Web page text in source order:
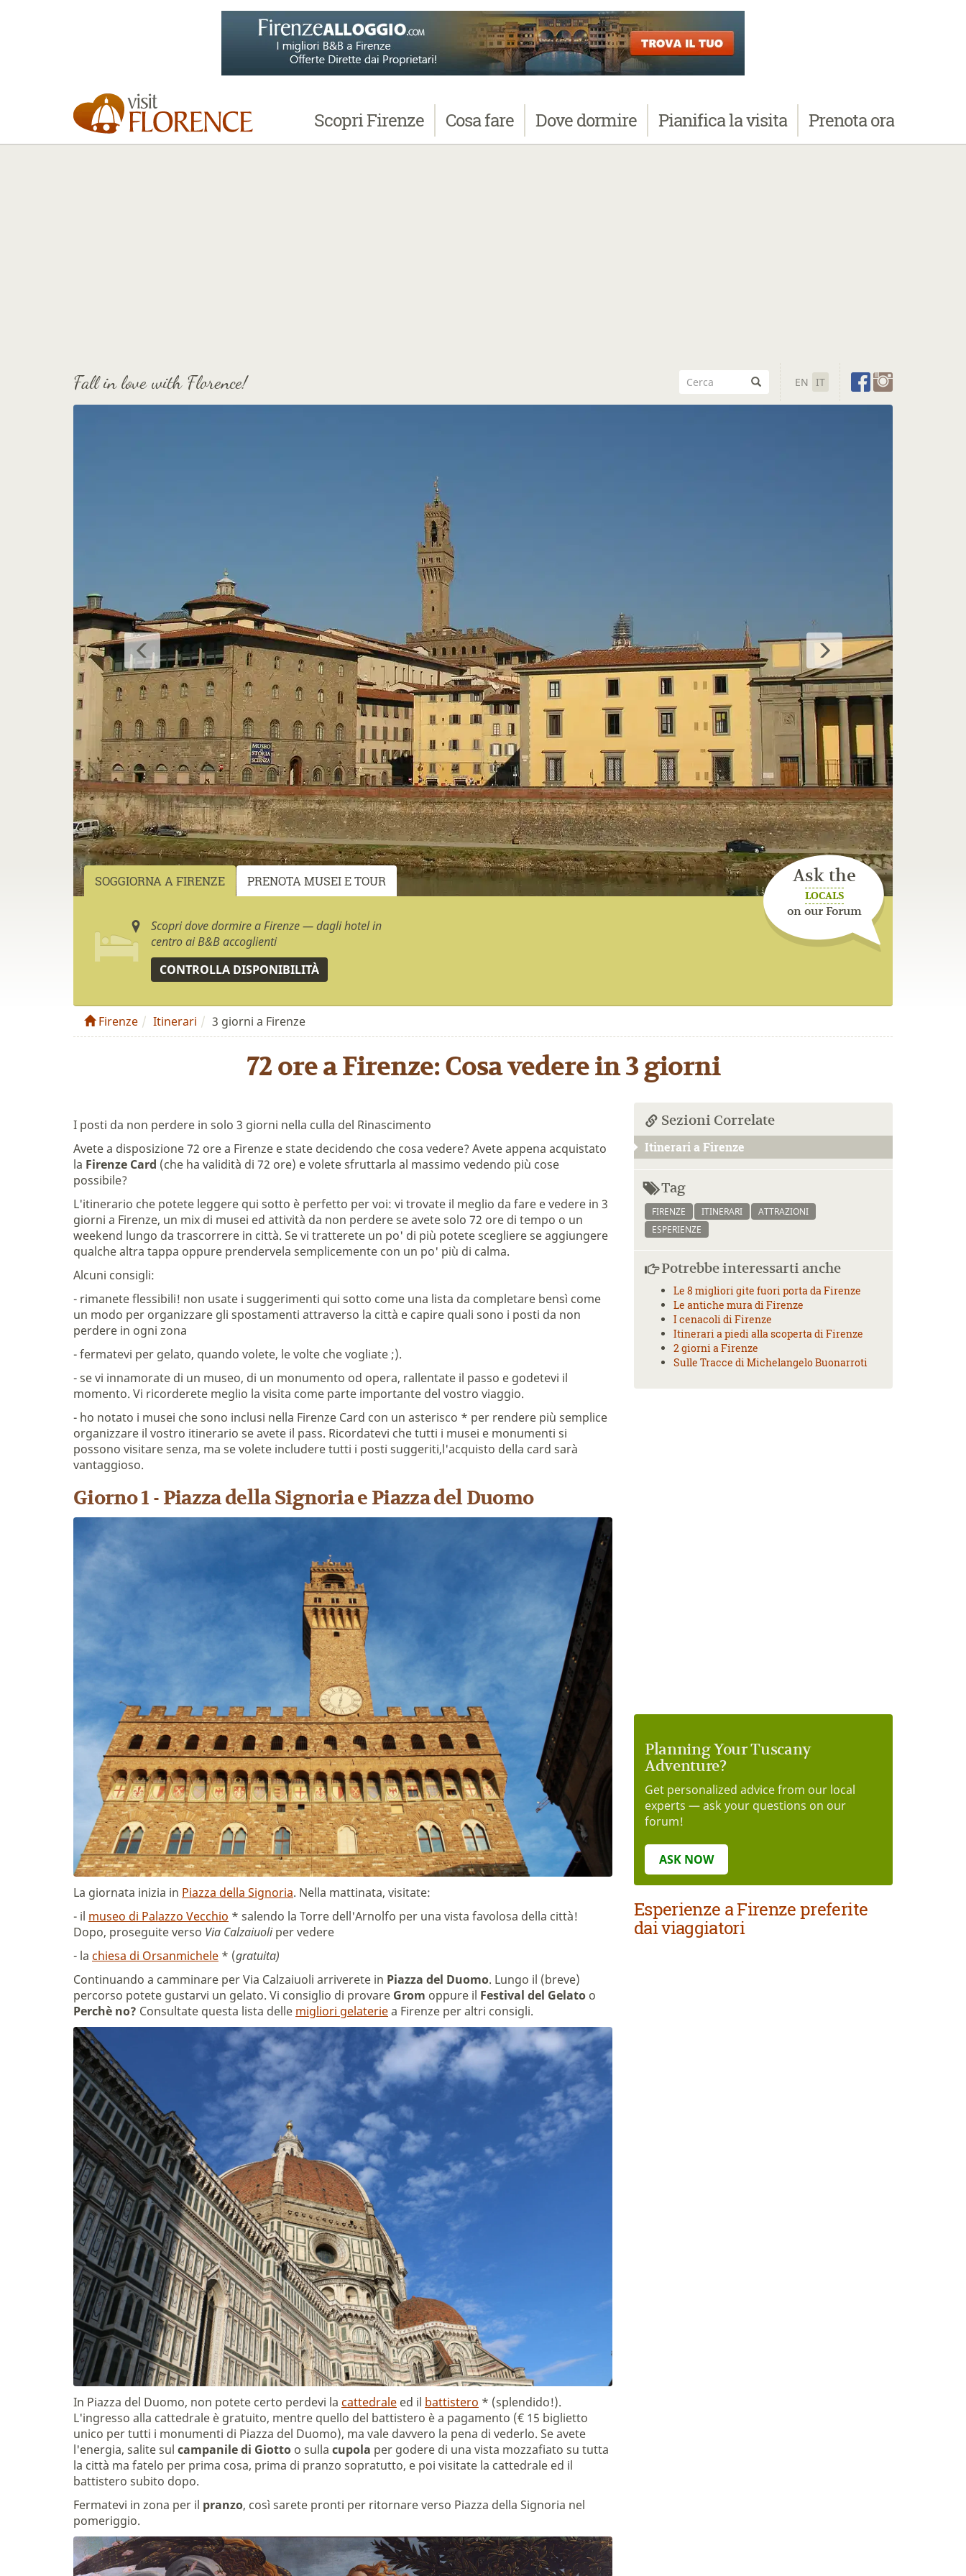
ScopriFirenze Cosafare Dovedormire Pianificala visita Prenotaora
Fall in love with Florence! EN IT
Ask the
LOCALS
on our Forum
SOGGIORNA A FIRENZE PRENOTA MUSEI E TOUR
Scopri dove dormire a Firenze — dagli hotel in
centro ai B&B accoglienti
CONTROLLA DISPONIBILITÀ
Firenze Itinerari 3 giorni a Firenze
72 ore a Firenze: Cosa vedere in 3 giorni
I posti da non perdere in solo 3 giorni nella culla del Rinascimento
Avete a disposizione 72 ore a Firenze e state decidendo che cosa vedere? Avete appena acquistato
la Firenze Card (che ha validità di 72 ore) e volete sfruttarla al massimo vedendo più cose
possibile?
L'itinerario che potete leggere qui sotto è perfetto per voi: vi trovate il meglio da fare e vedere in 3
giorni a Firenze, un mix di musei ed attività da non perdere se avete solo 72 ore di tempo o un
weekend lungo da trascorrere in città. Se vi tratterete un po' di più potete scegliere se aggiungere
qualche altra tappa oppure prendervela semplicemente con un po' più di calma.
Alcuni consigli:
- rimanete flessibili! non usate i suggerimenti qui sotto come una lista da completare bensì come
un modo per organizzare gli spostamenti attraverso la città e capire quali sono i posti da non
perdere in ogni zona
- fermatevi per gelato, quando volete, le volte che vogliate ;).
- se vi innamorate di un museo, di un monumento od opera, rallentate il passo e godetevi il
momento. Vi ricorderete meglio la visita come parte importante del vostro viaggio.
- ho notato i musei che sono inclusi nella Firenze Card con un asterisco * per rendere più semplice
organizzare il vostro itinerario se avete il pass. Ricordatevi che tutti i musei e monumenti si
possono visitare senza, ma se volete includere tutti i posti suggeriti,l'acquisto della card sarà
vantaggioso.
Giorno 1 - Piazza della Signoria e Piazza del Duomo
La giornata inizia in Piazza della Signoria. Nella mattinata, visitate:
- il museo di Palazzo Vecchio * salendo la Torre dell'Arnolfo per una vista favolosa della città!
Dopo, proseguite verso Via Calzaiuoliper vedere
- la chiesa di Orsanmichele * (gratuita)
Continuando a camminare per Via Calzaiuoli arriverete in Piazza del Duomo. Lungo il (breve)
percorso potete gustarvi un gelato. Vi consiglio di provare Grom oppure il Festival del Gelato o
Perchè no? Consultate questa lista delle migliori gelateriea Firenze per altri consigli.
In Piazza del Duomo, non potete certo perdevi la cattedrale ed il battistero * (splendido!).
L'ingresso alla cattedrale è gratuito, mentre quello del battistero è a pagamento (€ 15 biglietto
unico per tutti i monumenti di Piazza del Duomo), ma vale davvero la pena di vederlo. Se avete
l'energia, salite sul campanile di Giotto o sulla cupola per godere di una vista mozzafiato su tutta
la città ma fatelo per prima cosa, prima di pranzo sopratutto, e poi visitate la cattedrale ed il
battistero subito dopo.
Fermatevi in zona per il pranzo, così sarete pronti per ritornare verso Piazza della Signoria nel
pomeriggio.
Sezioni Correlate
Itinerari a Firenze
Tag
FIRENZE ITINERARI
ATTRAZIONI
ESPERIENZE
Potrebbe interessarti anche
Le 8 migliori gite fuori porta da Firenze
Le antiche mura di Firenze
I cenacoli di Firenze
Itinerari a piedi alla scoperta di Firenze
2 giorni a Firenze
Sulle Tracce di Michelangelo Buonarroti
Planning Your Tuscany
Adventure?
Get personalized advice from our local
experts — ask your questions on our
forum!
ASK NOW
Esperienze a Firenze preferite
dai viaggiatori